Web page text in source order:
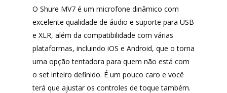
O Shure MV7 é um microfone dinâmico com
excelente qualidade de áudio e suporte para USB
e XLR, além da compatibilidade com várias
plataformas, incluindo iOS e Android, que o torna
uma opção tentadora para quem não está com
o set inteiro definido. É um pouco caro e você
terá que ajustar os controles de toque também.